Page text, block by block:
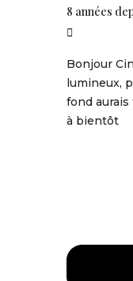
8 années
Bonjour
lumineux,
fond
à bientôt